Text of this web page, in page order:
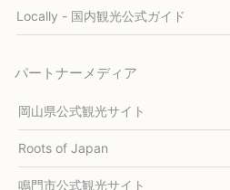
Locally - 国内観光公式ガイド
パートナーメディア
岡山県公式観光サイト
Roots of Japan
鳴門市公式観光サイト